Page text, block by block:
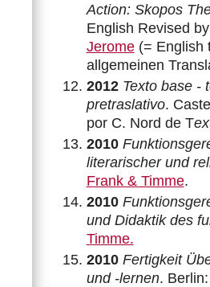
Action: Skopos
English Revised
Jerome(= English
allgemeinen
2012 Texto base -
pretraslativo.
por C. Nord de T
2010
literarischer und
Frank & Timme.
2010
und Didaktik des
Timme.
2010 Fertigkeit
und -lernen.